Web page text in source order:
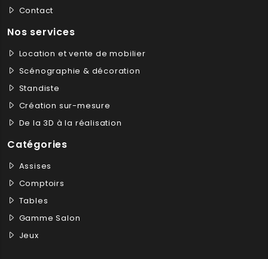
Contact
Nos services
Location et vente de mobilier
Scénographie & décoration
Standiste
Création sur-mesure
De la 3D à la réalisation
Catégories
Assises
Comptoirs
Tables
Gamme Salon
Jeux